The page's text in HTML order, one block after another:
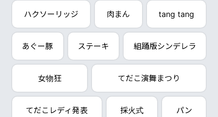
ハクソーリッジ 肉まん tang tang
あぐー豚 ステーキ 組踊版シンデレラ
女物狂 てだこ演舞まつり
てだこレディ発表 採火式 パン